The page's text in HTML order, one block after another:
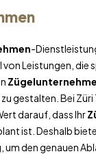
-
von Leistungen, die
gestalten. Bei
darauf, dass Ihr
ist. Deshalb
den genauen